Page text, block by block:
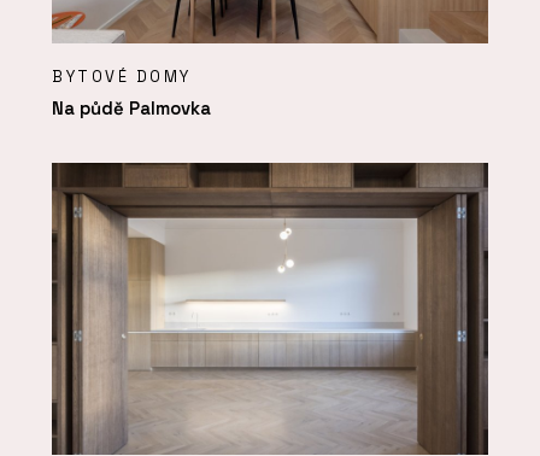
BYTOVÉ DOMY
Na půdě Palmovka